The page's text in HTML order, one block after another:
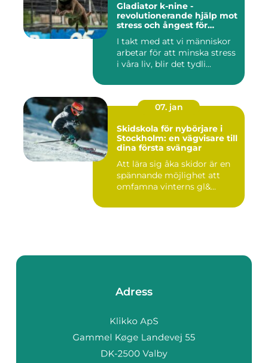
Gladiator k-nine -
revolutionerande hjälp mot
stress och ångest för
I takt med att vi människor
arbetar för att minska stress
i våra liv, blir det tydli...
07. jan
Skidskola för nybörjare i
Stockholm: en vägvisare till
dina första svängar
Att lära sig åka skidor är en
spännande möjlighet att
omfamna vinterns gl&...
Adress